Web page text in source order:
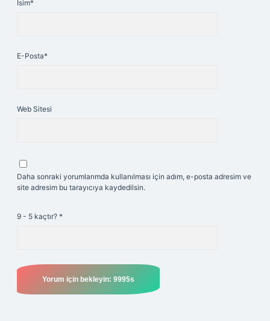
İsim*
E-Posta*
Web Sitesi
Daha sonraki yorumlarımda kullanılması için adım, e-posta adresim ve
site adresim bu tarayıcıya kaydedilsin.
9 - 5 kaçtır? *